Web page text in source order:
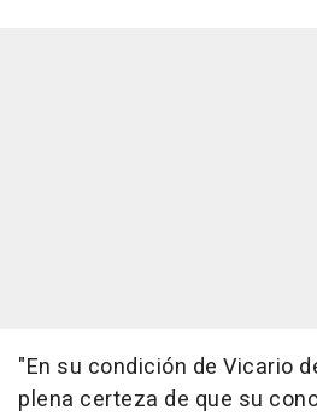
"En su condición de Vicario
plena certeza de que su